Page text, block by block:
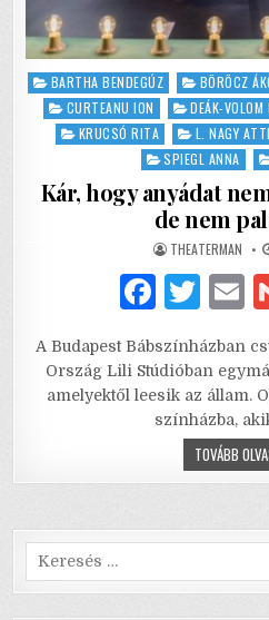
Posted
BARTHA BENDEGÚZ BÖRÖCZ
CURTEANU ION
DEÁK-VOLOM
KRUCSÓ RITA
L. NAGY
SPIEGL ANNA
Kár, hogy anyádat
de nem
AUTHOR:
THEATERMAN
F
c
e
b
k
T
it
te
r
l
A Budapest Bábszínházban
Ország Lili Stúdióban
amelyektől leesik az állam.
színházba,
TOVÁBB
Search
for: